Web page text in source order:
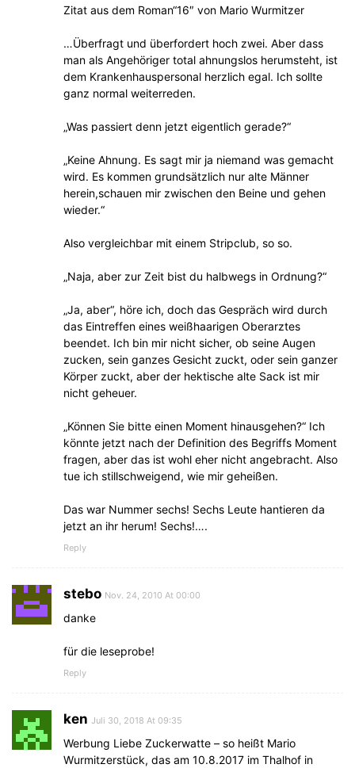
Zitat aus dem Roman“16″ von Mario Wurmitzer
…Überfragt und überfordert hoch zwei. Aber dass
man als Angehöriger total ahnungslos herumsteht, ist
dem Krankenhauspersonal herzlich egal. Ich sollte
ganz normal weiterreden.
„Was passiert denn jetzt eigentlich gerade?“
„Keine Ahnung. Es sagt mir ja niemand was gemacht
wird. Es kommen grundsätzlich nur alte Männer
herein,schauen mir zwischen den Beine und gehen
wieder.“
Also vergleichbar mit einem Stripclub, so so.
„Naja, aber zur Zeit bist du halbwegs in Ordnung?“
„Ja, aber“, höre ich, doch das Gespräch wird durch
das Eintreffen eines weißhaarigen Oberarztes
beendet. Ich bin mir nicht sicher, ob seine Augen
zucken, sein ganzes Gesicht zuckt, oder sein ganzer
Körper zuckt, aber der hektische alte Sack ist mir
nicht geheuer.
„Können Sie bitte einen Moment hinausgehen?“ Ich
könnte jetzt nach der Definition des Begriffs Moment
fragen, aber das ist wohl eher nicht angebracht. Also
tue ich stillschweigend, wie mir geheißen.
Das war Nummer sechs! Sechs Leute hantieren da
jetzt an ihr herum! Sechs!….
Reply
stebo Nov. 24, 2010 At 00:00
danke
für die leseprobe!
Reply
ken Juli 30, 2018 At 09:35
Werbung Liebe Zuckerwatte – so heißt Mario
Wurmitzerstück, das am 10.8.2017 im Thalhof in